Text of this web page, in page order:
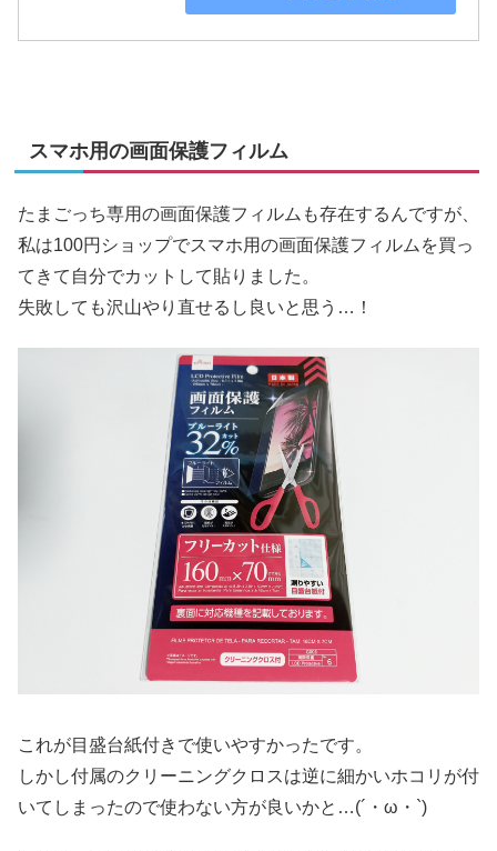
スマホ用の画面保護フィルム
たまごっち専用の画面保護フィルムも存在するんですが、
私は100円ショップでスマホ用の画面保護フィルムを買っ
てきて自分でカットして貼りました。
失敗しても沢山やり直せるし良いと思う…！
これが目盛台紙付きで使いやすかったです。
しかし付属のクリーニングクロスは逆に細かいホコリが付
いてしまったので使わない方が良いかと…(´・ω・`)